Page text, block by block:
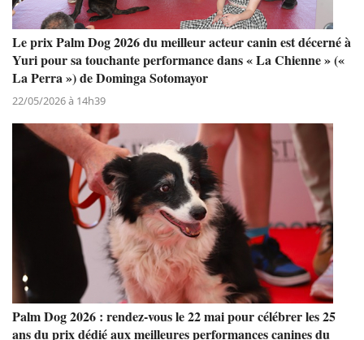
Le prix Palm Dog 2026 du meilleur acteur canin est décerné à
Yuri pour sa touchante performance dans « La Chienne » («
La Perra ») de Dominga Sotomayor
22/05/2026 à 14h39
Palm Dog 2026 : rendez-vous le 22 mai pour célébrer les 25
ans du prix dédié aux meilleures performances canines du